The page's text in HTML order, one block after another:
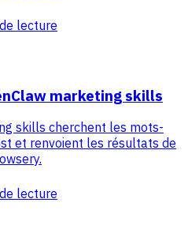
lecture
marketing skills
skills cherchent les mots-
et renvoient les résultats de
lecture